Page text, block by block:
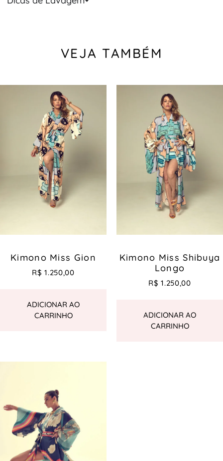
VEJA TAMBÉM
Kimono Miss Gion
R$ 1.250,00
ADICIONAR AO
CARRINHO
Kimono Miss Shibuya
Longo
R$ 1.250,00
ADICIONAR AO
CARRINHO